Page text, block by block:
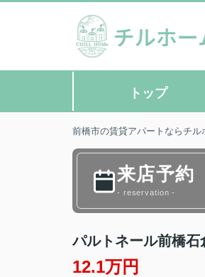
トップ
前橋市の賃貸アパートならチル
来店予約
- reservation -
パルトネール前橋石
12.1万円